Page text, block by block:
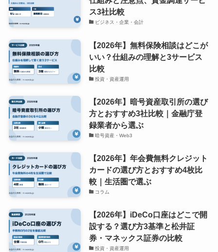
ス3社比較
ビジネス・企業・会計
【2026年】無料保険相談はどこが
いい？仕組みの理解と3サービス
比較
投資・資産運用
【2026年】暗号資産取引所の選び
方とおすすめ3社比較｜金融庁登
録業者から選ぶ
暗号資産・Web3
【2026年】年会費無料クレジット
カードの選び方とおすすめ4枚比
較｜生活圏で選ぶ
コラム
【2026年】iDeCo口座はどこで開
設する？選び方3基準と松井証
券・マネックス証券の比較
投資・資産運用